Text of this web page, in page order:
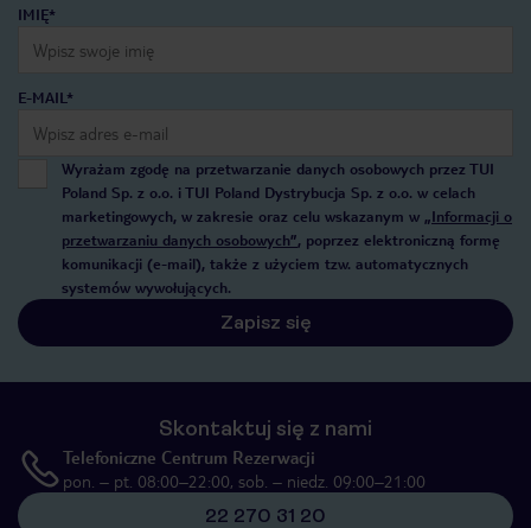
IMIĘ*
E-MAIL*
Wyrażam zgodę na przetwarzanie danych osobowych przez TUI
Poland Sp. z o.o. i TUI Poland Dystrybucja Sp. z o.o. w celach
marketingowych, w zakresie oraz celu wskazanym w „Informacji o
przetwarzaniu danych osobowych”, poprzez elektroniczną formę
komunikacji (e-mail), także z użyciem tzw. automatycznych
systemów wywołujących.
Zapisz się
Skontaktuj się z nami
Telefoniczne Centrum Rezerwacji
pon. – pt. 08:00–22:00, sob. – niedz. 09:00–21:00
22 270 31 20